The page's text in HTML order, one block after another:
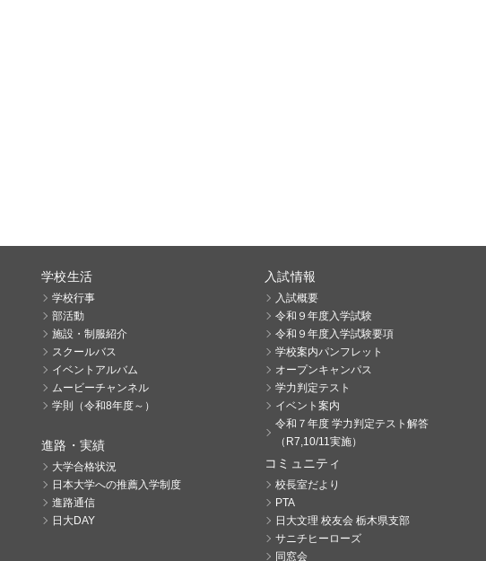
学校生活
学校行事
部活動
施設・制服紹介
スクールバス
イベントアルバム
ムービーチャンネル
学則（令和8年度～）
進路・実績
大学合格状況
日本大学への推薦入学制度
進路通信
日大DAY
入試情報
入試概要
令和９年度入学試験
令和９年度入学試験要項
学校案内パンフレット
オープンキャンパス
学力判定テスト
イベント案内
令和７年度 学力判定テスト解答
（R7,10/11実施）
コミュニティ
校長室だより
PTA
日大文理 校友会 栃木県支部
サニチヒーローズ
同窓会